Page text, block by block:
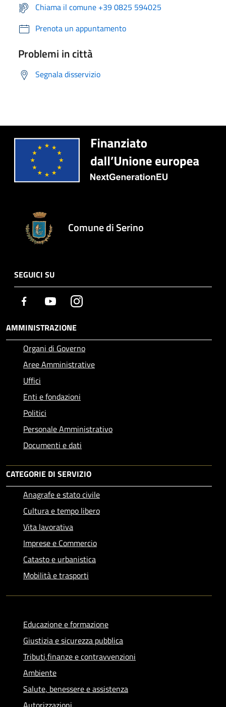
Chiama il comune +39 0825 594025
Prenota un appuntamento
Problemi in città
Segnala disservizio
Comune di Serino
SEGUICI SU
Facebook YoutubeInstagram
AMMINISTRAZIONE
Organi di Governo
Aree Amministrative
Uffici
Enti e fondazioni
Politici
Personale Amministrativo
Documenti e dati
CATEGORIE DI SERVIZIO
Anagrafe e stato civile
Cultura e tempo libero
Vita lavorativa
Imprese e Commercio
Catasto e urbanistica
Mobilità e trasporti
Educazione e formazione
Giustizia e sicurezza pubblica
Tributi,finanze e contravvenzioni
Ambiente
Salute, benessere e assistenza